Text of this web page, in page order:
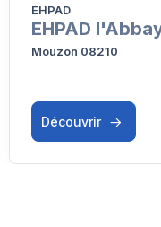
EHPAD
EHPAD
Mouzon 08210
Découvrir